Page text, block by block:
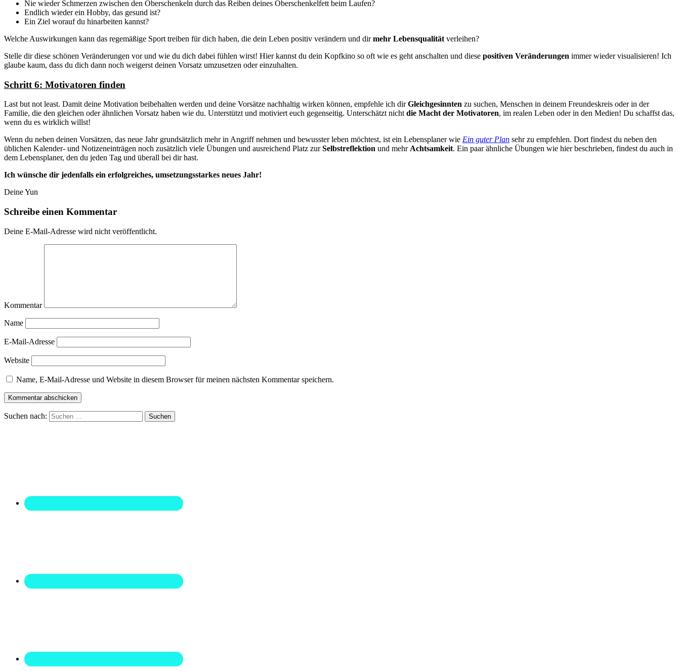
Nie wieder Schmerzen zwischen den Oberschenkeln durch das Reiben deines Oberschenkelfett beim Laufen?
Endlich wieder ein Hobby, das gesund ist?
Ein Ziel worauf du hinarbeiten kannst?
Welche Auswirkungen kann das regemäßige Sport treiben für dich haben, die dein Leben positiv verändern und dirmehr Lebensqualität verleihen?
Stelle dir diese schönen Veränderungen vor und wie du dich dabei fühlen wirst! Hier kannst du dein Kopfkino so oft wie es geht anschalten und diese positiven Veränderungen immer wieder visualisieren! Ich
glaube kaum, dass du dich dann noch weigerst deinen Vorsatz umzusetzen oder einzuhalten.
Schritt 6: Motivatoren finden
Last but not least. Damit deine Motivation beibehalten werden und deine Vorsätze nachhaltig wirken können, empfehle ich dirGleichgesinnten zu suchen, Menschen in deinem Freundeskreis oder in der
Familie, die den gleichen oder ähnlichen Vorsatz haben wie du. Unterstützt und motiviert euch gegenseitig. Unterschätzt nichtdie Macht der Motivatoren, im realen Leben oder in den Medien! Du schaffst das,
wenn du es wirklich willst!
Wenn du neben deinen Vorsätzen, das neue Jahr grundsätzlich mehr in Angriff nehmen und bewusster leben möchtest, ist ein Lebensplaner wie Ein guter Plan sehr zu empfehlen. Dort findest du neben den
üblichen Kalender- und Notizeneinträgen noch zusätzlich viele Übungen und ausreichend Platz zurSelbstreflektion und mehrAchtsamkeit. Ein paar ähnliche Übungen wie hier beschrieben, findest du auch in
dem Lebensplaner, den du jeden Tag und überall bei dir hast.
Ich wünsche dir jedenfalls ein erfolgreiches, umsetzungsstarkes neues Jahr!
Deine Yun
Schreibe einen Kommentar
Deine E-Mail-Adresse wird nicht veröffentlicht.
Kommentar
Name
E-Mail-Adresse
Website
Name, E-Mail-Adresse und Website in diesem Browser für meinen nächsten Kommentar speichern.
Suchen nach: